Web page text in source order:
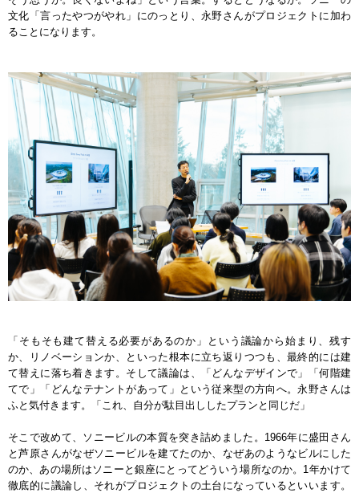
文化「言ったやつがやれ」にのっとり、永野さんがプロジェクトに加わ
ることになります。
「そもそも建て替える必要があるのか」という議論から始まり、残す
か、リノベーションか、といった根本に立ち返りつつも、最終的には建
て替えに落ち着きます。そして議論は、「どんなデザインで」「何階建
てで」「どんなテナントがあって」という従来型の方向へ。永野さんは
ふと気付きます。「これ、自分が駄目出ししたプランと同じだ」
そこで改めて、ソニービルの本質を突き詰めました。1966年に盛田さん
と芦原さんがなぜソニービルを建てたのか、なぜあのようなビルにした
のか、あの場所はソニーと銀座にとってどういう場所なのか。1年かけて
徹底的に議論し、それがプロジェクトの土台になっているといいます。